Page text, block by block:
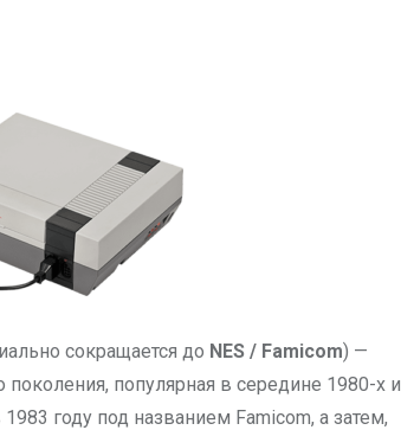
сокращается до NES / Famicom) —
популярная в середине 1980-х и
году под названием Famicom, а затем,